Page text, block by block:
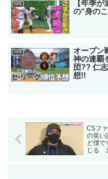
NPB
【年季
の“身のこ
NPB
オープン
神の連覇
団?? 仁
想!!
CSフ
の笑い
ど僕で
じる